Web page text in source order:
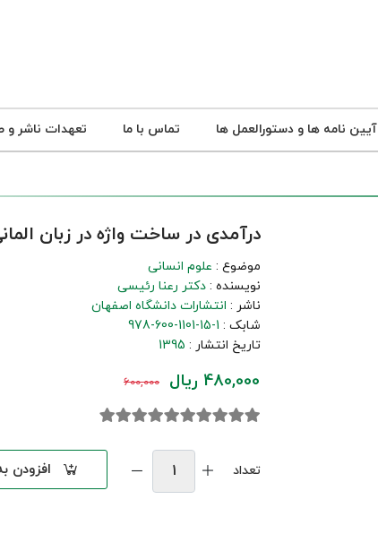
آیین نامه ها و دستورالعمل ها تماس با ما تعهدات ناشر و
درآمدی در ساخت واژه در زبان
موضوع : علوم انسانی
نویسنده : دکتر رعنا رئیسی
ناشر : انتشارات دانشگاه اصفهان
شابک : 978-600-1101-15-1
تاریخ انتشار : 1395
480,000 ریال 600,000
تعداد افزودن